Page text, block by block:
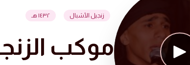
زنجيل الأشبال ١٤٣٢ هـ
موكب الزنجيل 20 صفر